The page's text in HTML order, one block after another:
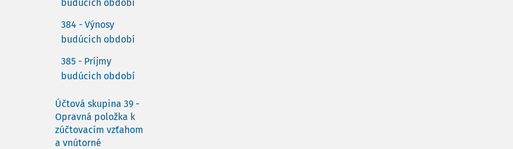
budúcich období
384 - Výnosy
budúcich období
385 - Príjmy
budúcich období
Účtová skupina 39 -
Opravná položka k
zúčtovacím vzťahom
a vnútorné